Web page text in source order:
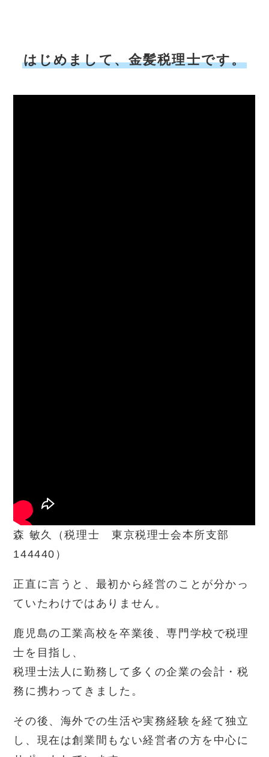
はじめまして、金髪税理士です。
森 敏久（税理士 東京税理士会本所支部
144440）
正直に言うと、最初から経営のことが分かっ
ていたわけではありません。
鹿児島の工業高校を卒業後、専門学校で税理
士を目指し、
税理士法人に勤務して多くの企業の会計・税
務に携わってきました。
その後、海外での生活や実務経験を経て独立
し、現在は創業間もない経営者の方を中心に